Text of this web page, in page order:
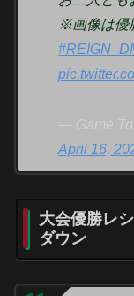
※画像は優
— Game
April 16,
大会優勝レ
ダウン